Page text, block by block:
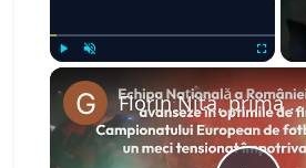
Fullscreen
Florin Nita, prima reactie dupa calificarea in optimi: „Multumesc lui Dumnezeu…”